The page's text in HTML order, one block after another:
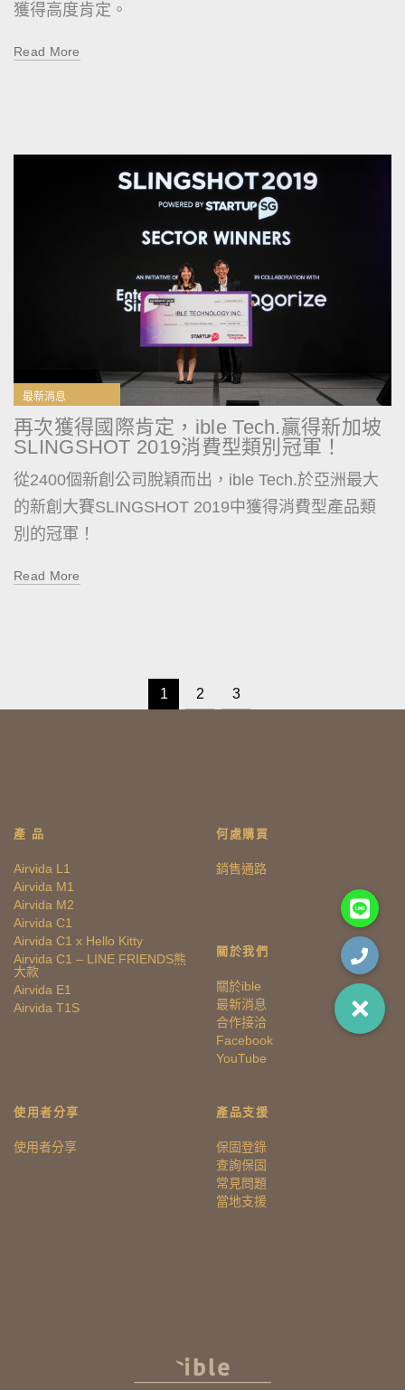
獲得高度肯定。
Read More
最新消息
再次獲得國際肯定，ible Tech.贏得新加坡
SLINGSHOT 2019消費型類別冠軍！
從2400個新創公司脫穎而出，ible Tech.於亞洲最大
的新創大賽SLINGSHOT 2019中獲得消費型產品類
別的冠軍！
Read More
1 2 3
產 品
Airvida L1
Airvida M1
Airvida M2
Airvida C1
Airvida C1 x Hello Kitty
Airvida C1 – LINE FRIENDS熊
大款
Airvida E1
Airvida T1S
何處購買
銷售通路
關於我們
關於ible
最新消息
合作接洽
Facebook
YouTube
使用者分享
使用者分享
產品支援
保固登錄
查詢保固
常見問題
當地支援